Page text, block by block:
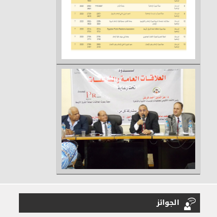
الجوائز